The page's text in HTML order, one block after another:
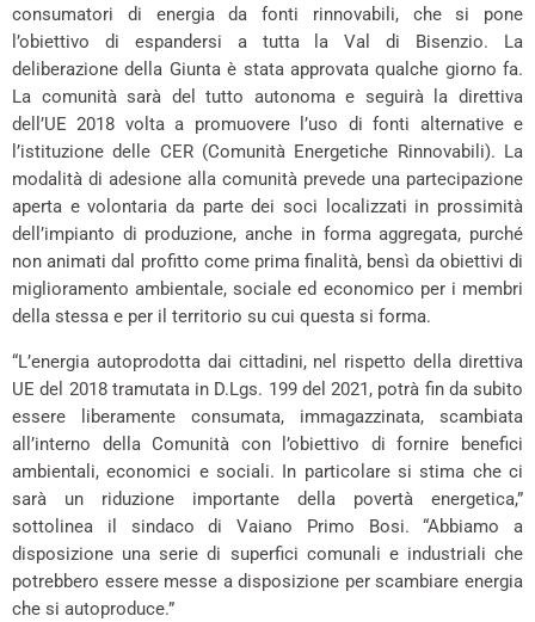
consumatori di energia da fonti rinnovabili, che si pone
l’obiettivo di espandersi a tutta la Val di Bisenzio. La
deliberazione della Giunta è stata approvata qualche giorno fa.
La comunità sarà del tutto autonoma e seguirà la direttiva
dell’UE 2018 volta a promuovere l’uso di fonti alternative e
l’istituzione delle CER (Comunità Energetiche Rinnovabili). La
modalità di adesione alla comunità prevede una partecipazione
aperta e volontaria da parte dei soci localizzati in prossimità
dell’impianto di produzione, anche in forma aggregata, purché
non animati dal profitto come prima finalità, bensì da obiettivi di
miglioramento ambientale, sociale ed economico per i membri
della stessa e per il territorio su cui questa si forma.
“L’energia autoprodotta dai cittadini, nel rispetto della direttiva
UE del 2018 tramutata in D.Lgs. 199 del 2021, potrà fin da subito
essere liberamente consumata, immagazzinata, scambiata
all’interno della Comunità con l’obiettivo di fornire benefici
ambientali, economici e sociali. In particolare si stima che ci
sarà un riduzione importante della povertà energetica,”
sottolinea il sindaco di Vaiano Primo Bosi. “Abbiamo a
disposizione una serie di superfici comunali e industriali che
potrebbero essere messe a disposizione per scambiare energia
che si autoproduce.”